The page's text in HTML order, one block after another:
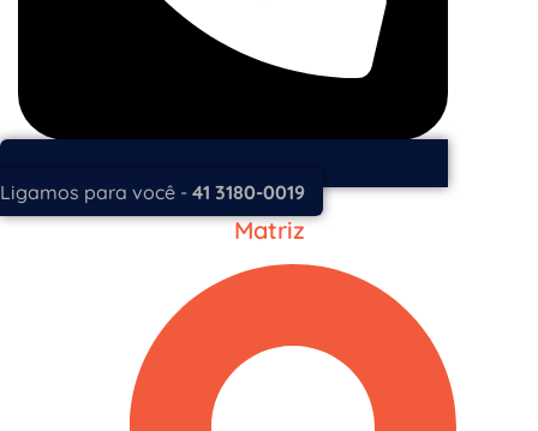
Ligamos para você - 41 3180-0019
Matriz